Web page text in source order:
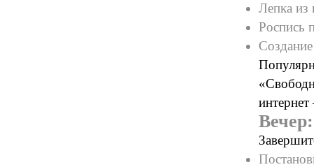
Лепка из
Роспись